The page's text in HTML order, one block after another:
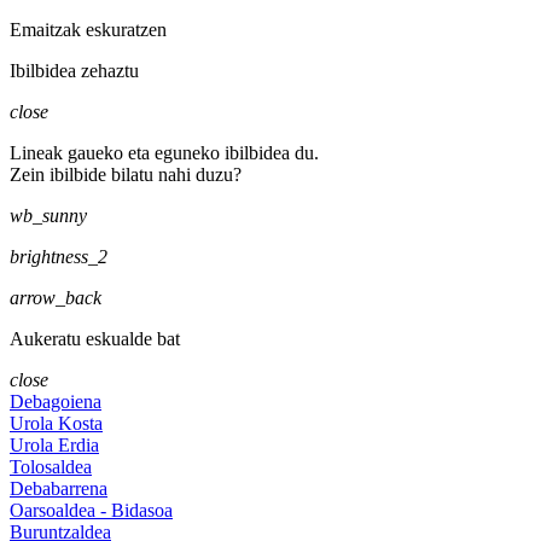
Emaitzak eskuratzen
Ibilbidea zehaztu
close
Lineak gaueko eta eguneko ibilbidea du.
Zein ibilbide bilatu nahi duzu?
wb_sunny
brightness_2
arrow_back
Aukeratu eskualde bat
close
Debagoiena
Urola Kosta
Urola Erdia
Tolosaldea
Debabarrena
Oarsoaldea - Bidasoa
Buruntzaldea